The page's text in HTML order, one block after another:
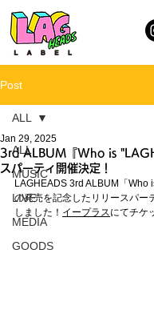
Post
ALL
MUSIC
LIVE
MEDIA
GOODS
ALL
3rd ALBUM『Who is
スパーティ開催決定！
Jan 29, 2025
LAGHEADS 3rd ALBUM「Who
の発売を記念したリリースパー
しました！ イープラスにてチケ